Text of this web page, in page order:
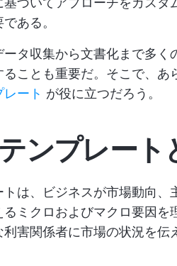
ある。
タ収集から文書化まで多
ることも重要だ。そこで、あ
レート が役に立つだろう。
ンプレート
は、ビジネスが市場動向
ミクロおよびマクロ要因
害関係者に市場の状況を